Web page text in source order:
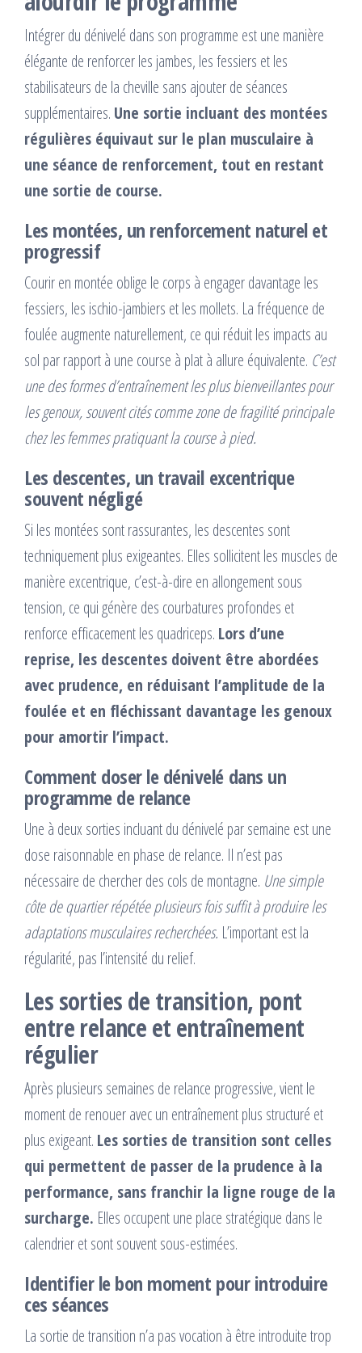
Intégrer du dénivelé dans son programme est une manière
élégante de renforcer les jambes, les fessiers et les
stabilisateurs de la cheville sans ajouter de séances
supplémentaires. Une sortie incluant des montées
régulières équivaut sur le plan musculaire à
une séance de renforcement, tout en restant
une sortie de course.
Les montées, un renforcement naturel et
progressif
Courir en montée oblige le corps à engager davantage les
fessiers, les ischio-jambiers et les mollets. La fréquence de
foulée augmente naturellement, ce qui réduit les impacts au
sol par rapport à une course à plat à allure équivalente. C’est
une des formes d’entraînement les plus bienveillantes pour
les genoux, souvent cités comme zone de fragilité principale
chez les femmes pratiquant la course à pied.
Les descentes, un travail excentrique
souvent négligé
Si les montées sont rassurantes, les descentes sont
techniquement plus exigeantes. Elles sollicitent les muscles de
manière excentrique, c’est-à-dire en allongement sous
tension, ce qui génère des courbatures profondes et
renforce efficacement les quadriceps. Lors d’une
reprise, les descentes doivent être abordées
avec prudence, en réduisant l’amplitude de la
foulée et en fléchissant davantage les genoux
pour amortir l’impact.
Comment doser le dénivelé dans un
programme de relance
Une à deux sorties incluant du dénivelé par semaine est une
dose raisonnable en phase de relance. Il n’est pas
nécessaire de chercher des cols de montagne. Une simple
côte de quartier répétée plusieurs fois suffit à produire les
adaptations musculaires recherchées. L’important est la
régularité, pas l’intensité du relief.
Les sorties de transition, pont
entre relance et entraînement
régulier
Après plusieurs semaines de relance progressive, vient le
moment de renouer avec un entraînement plus structuré et
plus exigeant. Les sorties de transition sont celles
qui permettent de passer de la prudence à la
performance, sans franchir la ligne rouge de la
surcharge. Elles occupent une place stratégique dans le
calendrier et sont souvent sous-estimées.
Identifier le bon moment pour introduire
ces séances
La sortie de transition n’a pas vocation à être introduite trop